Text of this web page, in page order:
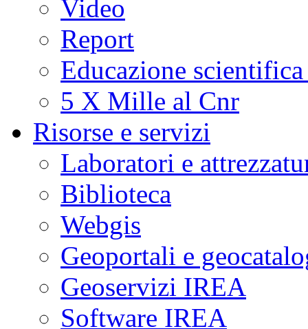
Video
Report
Educazione
5 X Mille al Cnr
Risorse e servizi
Laboratori e
Biblioteca
Webgis
Geoportali e
Geoservizi IREA
Software IREA